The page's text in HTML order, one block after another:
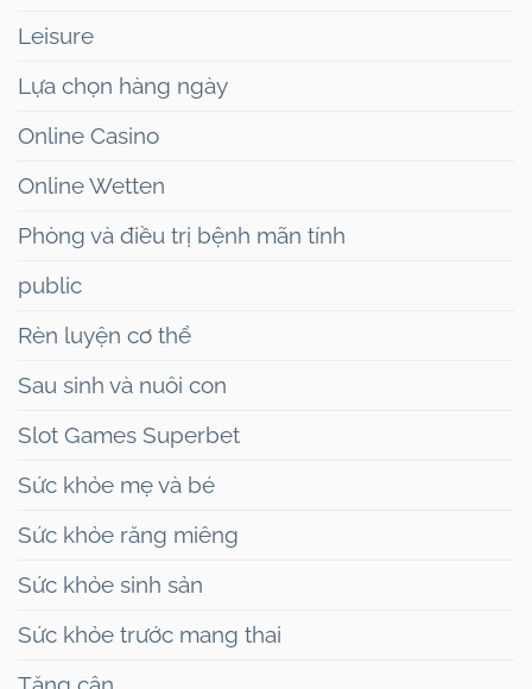
Leisure
Lựa chọn hàng ngày
Online Casino
Online Wetten
Phòng và điều trị bệnh mãn tính
public
Rèn luyện cơ thể
Sau sinh và nuôi con
Slot Games Superbet
Sức khỏe mẹ và bé
Sức khỏe răng miêng
Sức khỏe sinh sản
Sức khỏe trước mang thai